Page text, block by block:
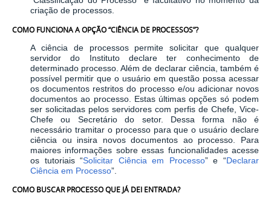
criação de processos.
COMO FUNCIONA A OPÇÃO “CIÊNCIA DE PROCESSOS”?
A ciência de processos permite solicitar que qualquer
servidor do Instituto declare ter conhecimento de
determinado processo. Além de declarar ciência, também é
possível permitir que o usuário em questão possa acessar
os documentos restritos do processo e/ou adicionar novos
documentos ao processo. Estas últimas opções só podem
ser solicitadas pelos servidores com perfis de Chefe, Vice-
Chefe ou Secretário do setor. Dessa forma não é
necessário tramitar o processo para que o usuário declare
ciência ou insira novos documentos ao processo. Para
maiores informações sobre essas funcionalidades acesse
os tutoriais “Solicitar Ciência em Processo” e “Declarar
Ciência em Processo”.
COMO BUSCAR PROCESSO QUE JÁ DEI ENTRADA?